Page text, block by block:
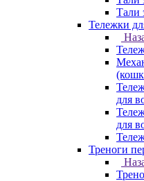
Тали
Тележки
для
для
Треноги